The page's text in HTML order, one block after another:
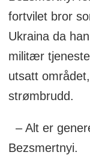
fortvilet bror
Ukraina da
militær
utsatt
strømbrudd.
– Alt er
Bezsmertnyi.